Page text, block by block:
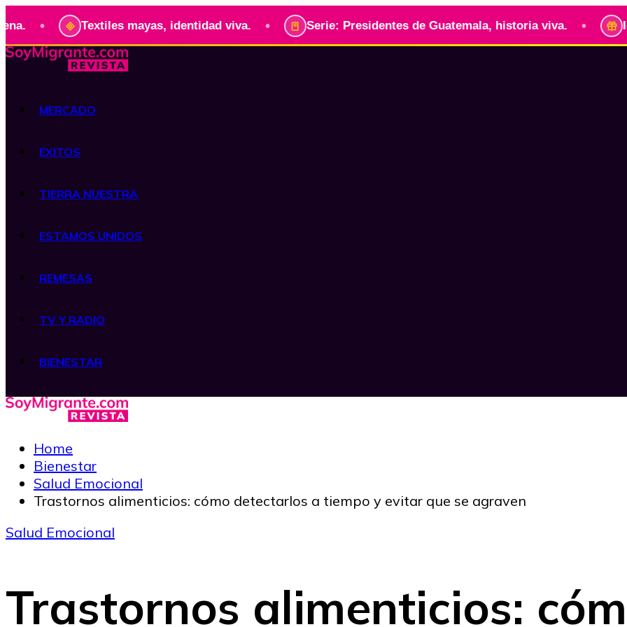
Textiles mayas, identidad viva. • Serie: Presidentes de Guatemala, historia viva. •
MERCADO
ÉXITOS
TIERRA NUESTRA
ESTAMOS UNIDOS
REMESAS
TV Y RADIO
BIENESTAR
Home
Bienestar
Salud Emocional
Trastornos alimenticios: cómo detectarlos a tiempo y evitar que se agraven
Salud Emocional
Trastornos alimenticios: